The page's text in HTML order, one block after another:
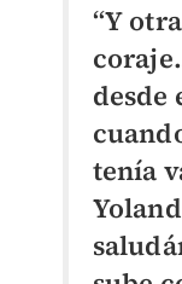
“Y
desde
tenía